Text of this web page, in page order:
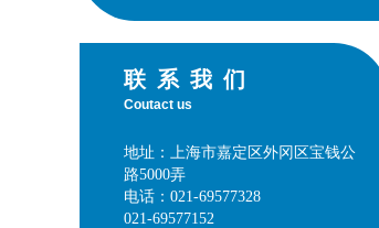
联系我们
Coutact us
地址：上海市嘉定区外冈区宝钱公
路5000弄
电话：021-69577328
021-69577152